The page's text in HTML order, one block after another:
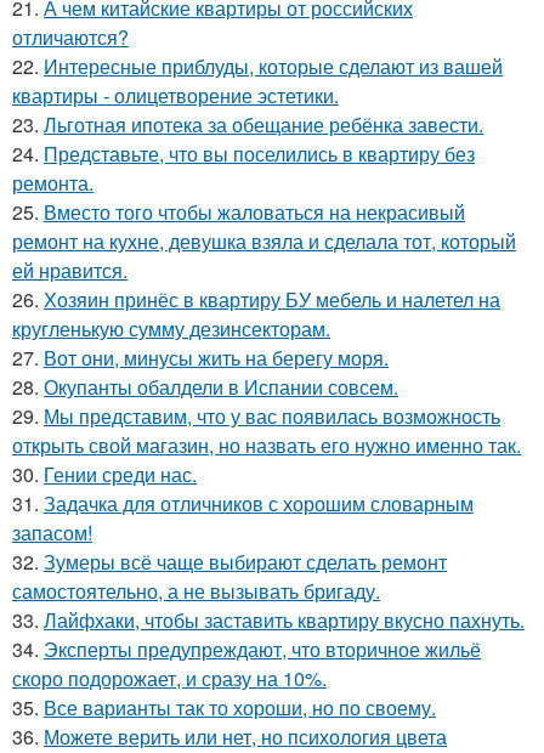
21. А чем китайские квартиры от российских
отличаются?
22. Интересные приблуды, которые сделают из вашей
квартиры - олицетворение эстетики.
23. Льготная ипотека за обещание ребёнка завести.
24. Представьте, что вы поселились в квартиру без
ремонта.
25. Вместо того чтобы жаловаться на некрасивый
ремонт на кухне, девушка взяла и сделала тот, который
ей нравится.
26. Хозяин принёс в квартиру БУ мебель и налетел на
кругленькую сумму дезинсекторам.
27. Вот они, минусы жить на берегу моря.
28. Окупанты обалдели в Испании совсем.
29. Мы представим, что у вас появилась возможность
открыть свой магазин, но назвать его нужно именно так.
30. Гении среди нас.
31. Задачка для отличников с хорошим словарным
запасом!
32. Зумеры всё чаще выбирают сделать ремонт
самостоятельно, а не вызывать бригаду.
33. Лайфхаки, чтобы заставить квартиру вкусно пахнуть.
34. Эксперты предупреждают, что вторичное жильё
скоро подорожает, и сразу на 10%.
35. Все варианты так то хороши, но по своему.
36. Можете верить или нет, но психология цвета